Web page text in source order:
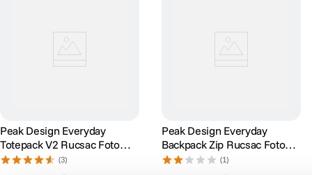
Peak Design Everyday
Totepack V2 Rucsac Foto
Negru
(3)
Peak Design Everyday
Backpack Zip Rucsac Foto
15L Bone
(1)